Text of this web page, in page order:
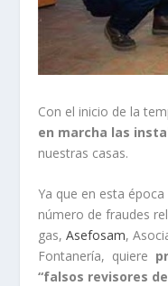
Con el inicio de la
en marcha las
nuestras casas.
Ya que en esta
número de fraudes
gas,Asefosam,
Fontanería, quiere
“falsos revisores